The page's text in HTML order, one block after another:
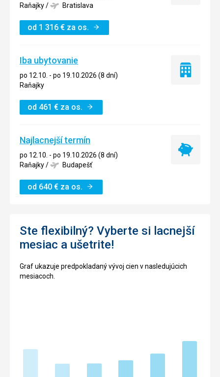
Raňajky/ Bratislava
od 1 316 € za os.
Iba ubytovanie
po 12.10. - po 19.10.2026 (8 dní)
Raňajky
od 461 € za os.
Iba
Najlacnejší termín
po 12.10. - po 19.10.2026 (8 dní)
Raňajky/ Budapešť
od 640 € za os.
Najlacnejší
Ste flexibilný? Vyberte si lacnejší
mesiac a ušetrite!
Graf ukazuje predpokladaný vývoj cien v nasledujúcich
mesiacoch.